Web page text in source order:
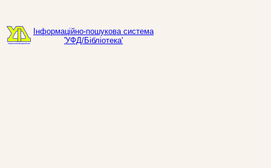
Інформаційно-пошукова система
'УФД/Бібліотека'